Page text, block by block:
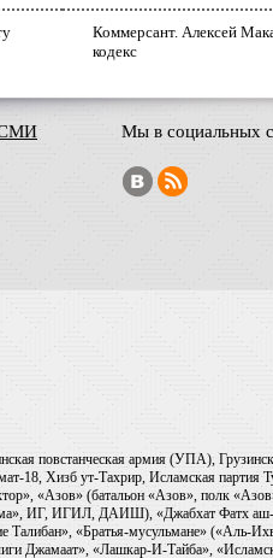
Коммерсант. Алексей
кодекс
СМИ Мы в социальных
повстанческая армия (УПА),
18, Хизб ут-Тахрир, Исламская партия
«Азов» (батальон «Азов», полк
Шама», ИГ, ИГИЛ, ДАИШ), «Джабхат Фатх
«Братья-мусульмане» («Аль-
Джамаат», «Лашкар-И-Тайба»,